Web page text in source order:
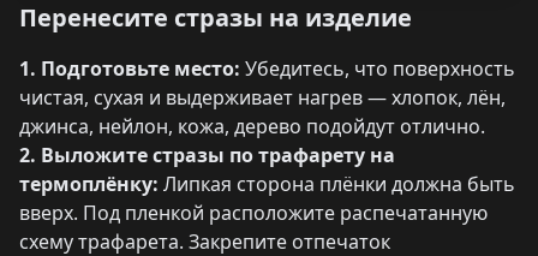
Перенесите стразы на изделие
1. Подготовьте место: Убедитесь, что поверхность
чистая, сухая и выдерживает нагрев — хлопок, лён,
джинса, нейлон, кожа, дерево подойдут отлично.
2. Выложите стразы по трафарету на
термоплёнку: Липкая сторона плёнки должна быть
вверх. Под пленкой расположите распечатанную
схему трафарета. Закрепите отпечаток